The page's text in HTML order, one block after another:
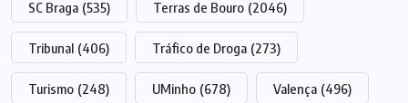
SC Braga (535) Terras de Bouro (2046)
Tribunal (406) Tráfico de Droga (273)
Turismo (248) UMinho (678) Valença (496)